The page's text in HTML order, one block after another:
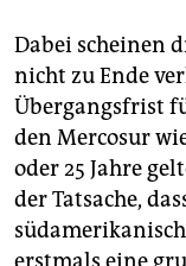
Dabei scheinen
nicht zu Ende
Übergangsfrist
den Mercosur
oder 25 Jahre
der Tatsache,